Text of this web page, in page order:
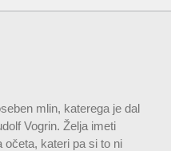
mlin, katerega je dal
Vogrin. Želja imeti
očeta, kateri pa si to ni